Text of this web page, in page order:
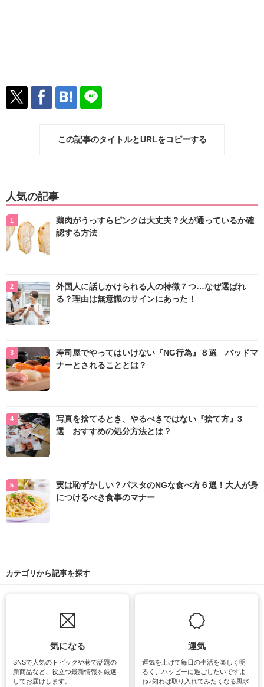
この記事のタイトルとURLをコピーする
人気の記事
鶏肉がうっすらピンクは大丈夫？火が通っているか確
認する方法
外国人に話しかけられる人の特徴７つ…なぜ選ばれ
る？理由は無意識のサインにあった！
寿司屋でやってはいけない『NG行為』８選 バッドマ
ナーとされることとは？
写真を捨てるとき、やるべきではない『捨て方』3
選 おすすめの処分方法とは？
実は恥ずかしい？パスタのNGな食べ方６選！大人が身
につけるべき食事のマナー
カテゴリから記事を探す
気になる
SNSで人気のトピックや巷で話題の
新商品など、役立つ最新情報を厳選
してお届けします。
運気
運気を上げて毎日の生活を楽しく明
るく、ハッピーに過ごしたいですよ
ね♪知れば取り入れてみたくなる風水